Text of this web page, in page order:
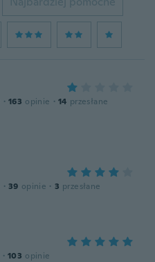
· 163 opinie · 14 przesłane
· 39 opinie · 3 przesłane
· 103 opinie